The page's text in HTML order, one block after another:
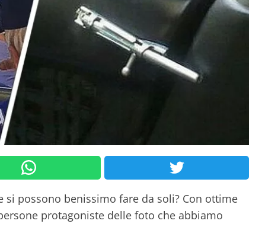
si possono benissimo fare da soli? Con ottime
protagoniste delle foto che abbiamo